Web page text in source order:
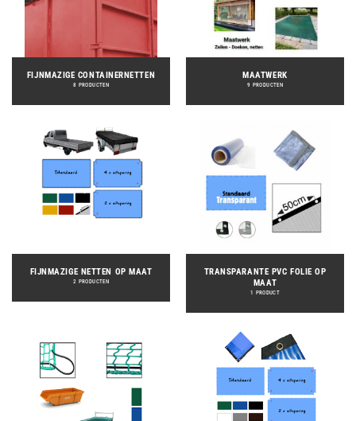
FIJNMAZIGE CONTAINERNETTEN
8 PRODUCTEN
MAATWERK
9 PRODUCTEN
FIJNMAZIGE NETTEN OP MAAT
2 PRODUCTEN
TRANSPARANTE PVC FOLIE OP
MAAT
1 PRODUCT